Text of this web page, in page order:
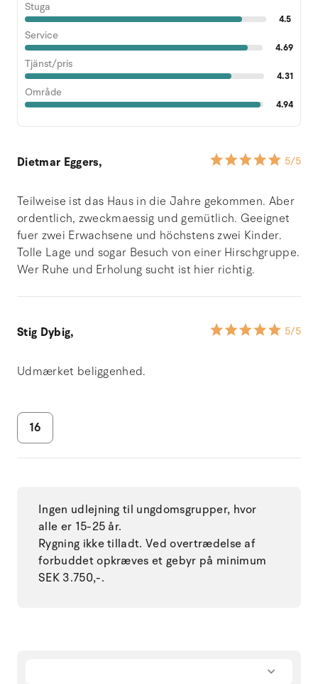
Stuga
4.5
Service
4.69
Tjänst/pris
4.31
Område
4.94
Dietmar Eggers, 5/5
Teilweise ist das Haus in die Jahre gekommen. Aber
ordentlich, zweckmaessig und gemütlich. Geeignet
fuer zwei Erwachsene und höchstens zwei Kinder.
Tolle Lage und sogar Besuch von einer Hirschgruppe.
Wer Ruhe und Erholung sucht ist hier richtig.
Stig Dybig, 5/5
Udmærket beliggenhed.
16
Ingen udlejning til ungdomsgrupper, hvor
alle er 15-25 år.
Rygning ikke tilladt. Ved overtrædelse af
forbuddet opkræves et gebyr på minimum
SEK 3.750,-.